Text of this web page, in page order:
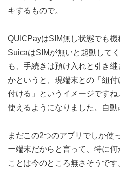
キするもので。
QUICPayはSIM無し状態でも機
SuicaはSIMが無いと起動して
も、手続きは預け入れと引き
かというと、現端末との「紐
付ける」というイメージです
使えるようになりました。自動
まだこの2つのアプリでしか使
ー端末だからと言って、特に
ことは今のところ無さそうです